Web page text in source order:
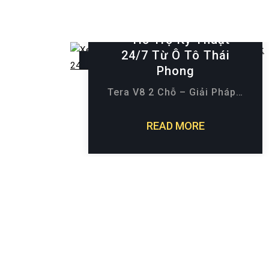
14 Tháng 4, 2025
– Hỗ Trợ Kỹ Thuật
24/7 Từ Ô Tô Thái
Phong
Tera V8 2 Chỗ – Giải Pháp…
READ MORE